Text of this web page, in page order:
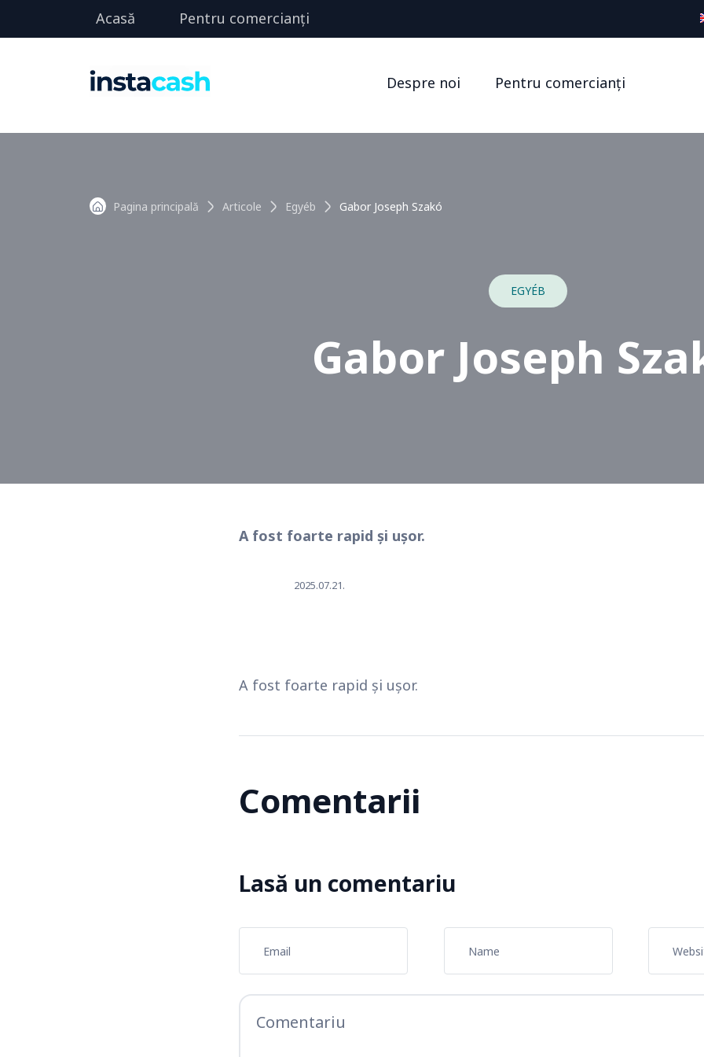
Acasă Pentru comercianți
Despre noi Pentru comercianți
Pagina principală Articole Egyéb Gabor Joseph Szakó
EGYÉB
Gabor Joseph
A fost foarte rapid și ușor.
2025.07.21.
A fost foarte rapid și ușor.
Comentarii
Lasă un comentariu